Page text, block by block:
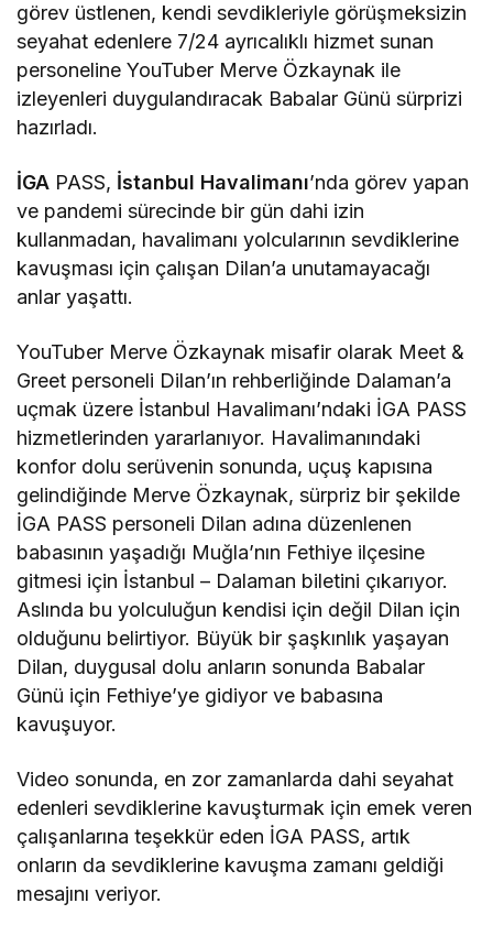
görev üstlenen, kendi sevdikleriyle görüşmeksizin
seyahat edenlere 7/24 ayrıcalıklı hizmet sunan
personeline YouTuber Merve Özkaynak ile
izleyenleri duygulandıracak Babalar Günü sürprizi
hazırladı.
İGA PASS, İstanbul Havalimanı’nda görev yapan
ve pandemi sürecinde bir gün dahi izin
kullanmadan, havalimanı yolcularının sevdiklerine
kavuşması için çalışan Dilan’a unutamayacağı
anlar yaşattı.
YouTuber Merve Özkaynak misafir olarak Meet &
Greet personeli Dilan’ın rehberliğinde Dalaman’a
uçmak üzere İstanbul Havalimanı’ndaki İGA PASS
hizmetlerinden yararlanıyor. Havalimanındaki
konfor dolu serüvenin sonunda, uçuş kapısına
gelindiğinde Merve Özkaynak, sürpriz bir şekilde
İGA PASS personeli Dilan adına düzenlenen
babasının yaşadığı Muğla’nın Fethiye ilçesine
gitmesi için İstanbul – Dalaman biletini çıkarıyor.
Aslında bu yolculuğun kendisi için değil Dilan için
olduğunu belirtiyor. Büyük bir şaşkınlık yaşayan
Dilan, duygusal dolu anların sonunda Babalar
Günü için Fethiye’ye gidiyor ve babasına
kavuşuyor.
Video sonunda, en zor zamanlarda dahi seyahat
edenleri sevdiklerine kavuşturmak için emek veren
çalışanlarına teşekkür eden İGA PASS, artık
onların da sevdiklerine kavuşma zamanı geldiği
mesajını veriyor.